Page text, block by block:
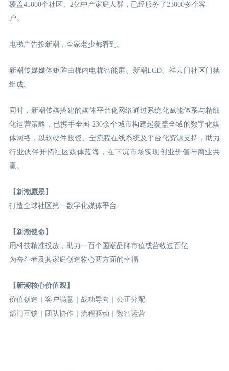
覆盖45000个社区、2亿中产家庭人群，已经服务了23000多个客
户。
电梯广告投新潮，全家老少都看到。
新潮传媒媒体矩阵由梯内电梯智能屏、新潮LCD、祥云门社区门禁
组成。
同时，新潮传媒搭建的媒体平台化网络通过系统化赋能体系与精细
化运营策略，已携手全国 230余个城市构建起覆盖全域的数字化媒
体网络，以软硬件投资、全流程在线系统及平台化资源支持，助力
行业伙伴开拓社区媒体蓝海，在下沉市场实现创业价值与商业共
赢。
【新潮愿景】
打造全球社区第一数字化媒体平台
【新潮使命】
用科技精准投放，助力一百个国潮品牌市值或营收过百亿
为奋斗者及其家庭创造物心两方面的幸福
【新潮核心价值观】
价值创造｜客户满意｜战功导向｜公正分配
部门互锁｜团队协作｜流程驱动｜数智运营